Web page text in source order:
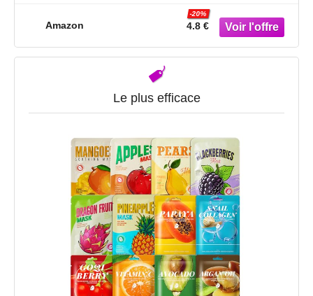
Amazon 4.8 €
-20%
Le plus efficace